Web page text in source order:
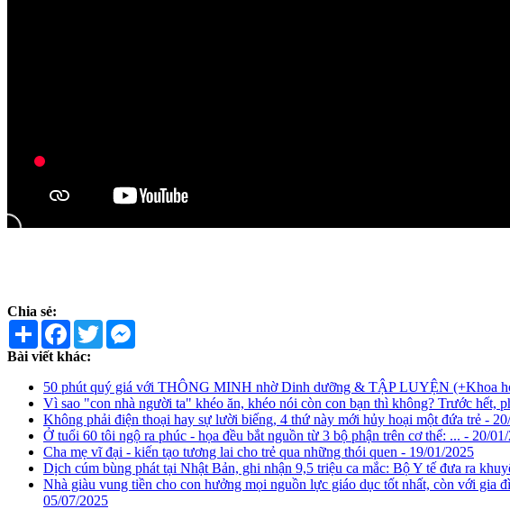
Chia sẻ:
Share Facebook
Twitter
Bài viết khác:
50 phút quý giá với THÔNG MINH nhờ Dinh dưỡng & TẬP LUYỆN (+Khoa
Vì sao "con nhà người ta" khéo ăn, khéo nói còn con bạn thì không? Trước hết,
Không phải điện thoại hay sự lười biếng, 4 thứ này mới hủy hoại một đứa trẻ -
Ở tuổi 60 tôi ngộ ra phúc - họa đều bắt nguồn từ 3 bộ phận trên cơ thể: ... - 20/
Cha mẹ vĩ đại - kiến tạo tương lai cho trẻ qua những thói quen - 19/01/2025
Dịch cúm bùng phát tại Nhật Bản, ghi nhận 9,5 triệu ca mắc: Bộ Y tế đưa ra
Nhà giàu vung tiền cho con hưởng mọi nguồn lực giáo dục tốt nhất, còn với gia
05/07/2025